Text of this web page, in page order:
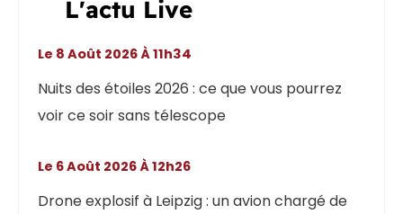
L'actu Live
Nuits des étoiles 2026 : ce que vous pourrez
voir ce soir sans télescope
Le 8 Août 2026 À 11h34
Drone explosif à Leipzig : un avion chargé de
Le 6 Août 2026 À 12h26